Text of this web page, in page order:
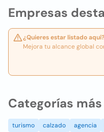
Empresas
¿Quieres estar listado aquí?
Mejora tu alcance global
Categorías
turismo calzado agencia